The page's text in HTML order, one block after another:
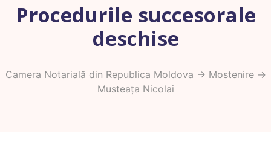
Procedurile succesorale
deschise
Camera Notarială din Republica Moldova -> Mostenire->
Musteața Nicolai